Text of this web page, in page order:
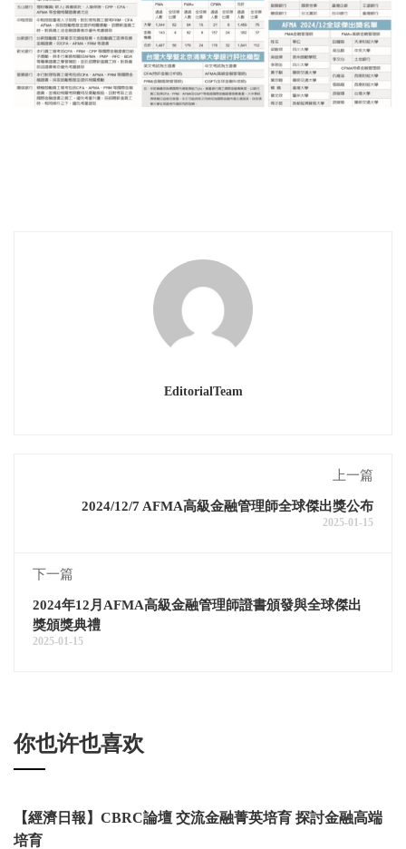
EditorialTeam
上一篇
2024/12/7 AFMA高級金融管理師全球傑出獎公布
2025-01-15
下一篇
2024年12月AFMA高級金融管理師證書頒發與全球傑出
獎頒獎典禮
2025-01-15
你也许也喜欢
【經濟日報】CBRC論壇 交流金融菁英培育 探討金融高端
培育